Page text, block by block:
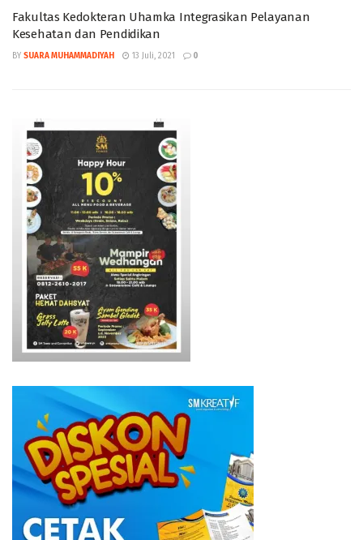
Fakultas Kedokteran Uhamka Integrasikan Pelayanan
Kesehatan dan Pendidikan
BY SUARA MUHAMMADIYAH 13 Juli, 2021 0